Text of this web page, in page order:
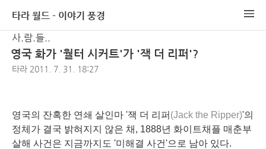
타라 월드 - 이야기 풍경
사.람.들..
영국 화가 '월터 시커트'가 '잭 더 리퍼'?
타라 2011. 7. 31. 18:27
영국의 잔혹한 연쇄 살인마 '잭 더 리퍼 (Jack the Ripper)'의
정체가 결국 밝혀지지 않은 채, 1888년 화이트채플 매춘부
살해 사건은 지금까지도 '미해결 사건'으로 남아 있다.